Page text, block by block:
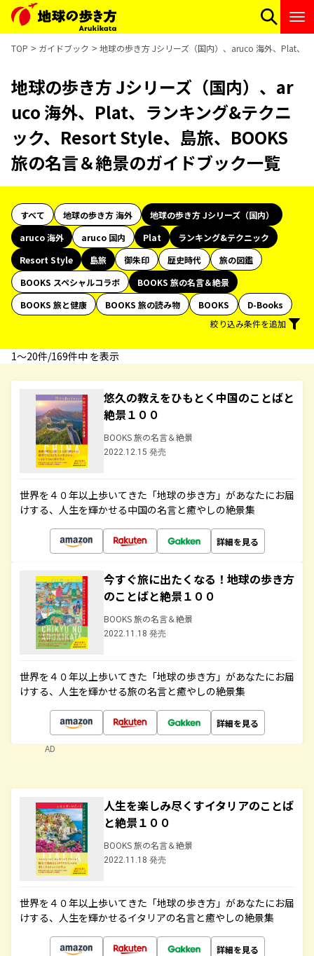
TOP ガイドブック 地球の歩き方 Jシリーズ（国内）、aruco 海外、Plat、
地球の歩き方 Jシリーズ（国内）、ar
uco 海外、Plat、ランキング&テクニ
ック、Resort Style、島旅、BOOKS
旅の名言＆絶景のガイドブック一覧
すべて 地球の歩き方 海外
地球の歩き方 Jシリーズ（国内）
aruco 海外
aruco 国内 Plat
ランキング&テクニック
Resort Style
島旅 御朱印 歴史時代
旅の図鑑
BOOKS スペシャルコラボ
BOOKS 旅の名言＆絶景
BOOKS 旅と健康
BOOKS 旅の読み物 BOOKS
D-Books
絞り込み条件を追加
1〜20件/169件中 を表示
悠久の教えをひもとく中国のことばと
絶景１００
BOOKS 旅の名言＆絶景
2022.12.15 発売
世界を４０年以上歩いてきた「地球の歩き方」があなたにお届
けする、人生を輝かせる中国の名言と癒やしの絶景集
詳細を見る
今すぐ旅に出たくなる！地球の歩き方
のことばと絶景１００
BOOKS 旅の名言＆絶景
2022.11.18 発売
世界を４０年以上歩いてきた「地球の歩き方」があなたにお届
けする、人生を輝かせる旅の名言と癒やしの絶景集
詳細を見る
AD
人生を楽しみ尽くすイタリアのことば
と絶景１００
BOOKS 旅の名言＆絶景
2022.11.18 発売
世界を４０年以上歩いてきた「地球の歩き方」があなたにお届
けする、人生を輝かせるイタリアの名言と癒やしの絶景集
詳細を見る